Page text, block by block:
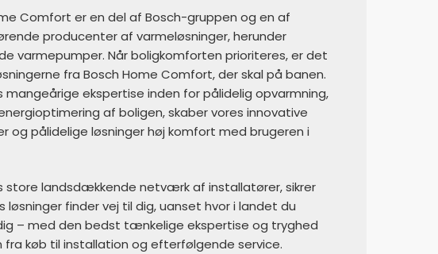
Comfort er en del af Bosch-gruppen og en af
producenter af varmeløsninger, herunder
varmepumper. Når boligkomforten prioriteres, er det
fra Bosch Home Comfort, der skal på banen.
mangeårige ekspertise inden for pålidelig opvarmning,
af boligen, skaber vores innovative
og pålidelige løsninger høj komfort med brugeren i
store landsdækkende netværk af installatører, sikrer
løsninger finder vej til dig, uanset hvor i landet du
– med den bedst tænkelige ekspertise og tryghed
fra køb til installation og efterfølgende service.